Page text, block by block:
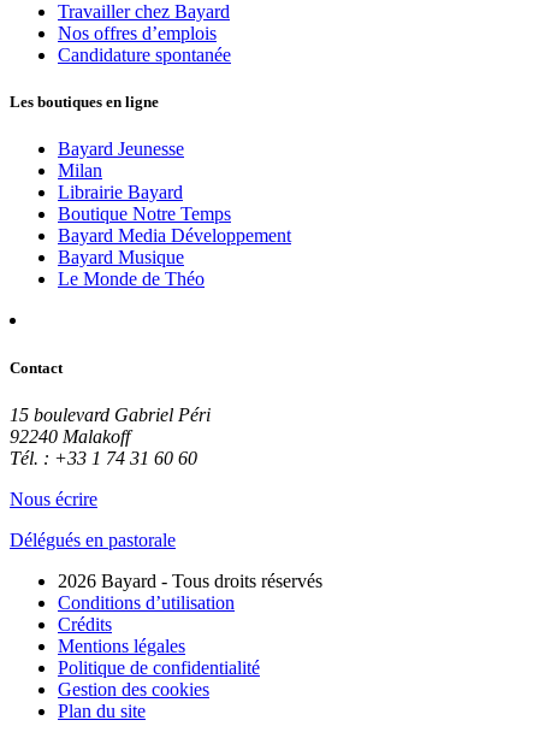
Travailler chez Bayard
Nos offres d’emplois
Candidature spontanée
Les boutiques en ligne
Bayard Jeunesse
Milan
Librairie Bayard
Boutique Notre Temps
Bayard Media Développement
Bayard Musique
Le Monde de Théo
Contact
15 boulevard Gabriel Péri
92240 Malakoff
Tél. : +33 1 74 31 60 60
Nous écrire
Délégués en pastorale
2026 Bayard - Tous droits réservés
Conditions d’utilisation
Crédits
Mentions légales
Politique de confidentialité
Gestion des cookies
Plan du site